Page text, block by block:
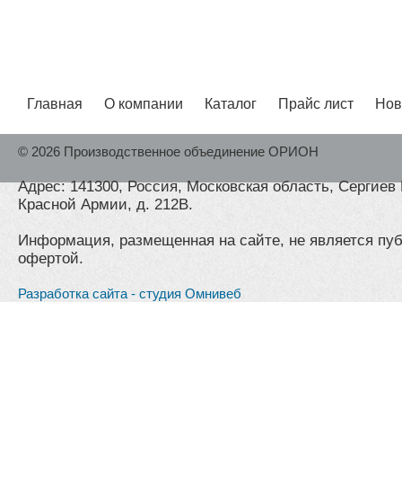
Главная О компании Каталог Прайс лист
© 2026 Производственное объединение ОРИОН
Адрес: 141300, Россия, Московская область,
Красной Армии, д. 212В.
Информация, размещенная на сайте, не является
офертой.
Разработка сайта - студия Омнивеб